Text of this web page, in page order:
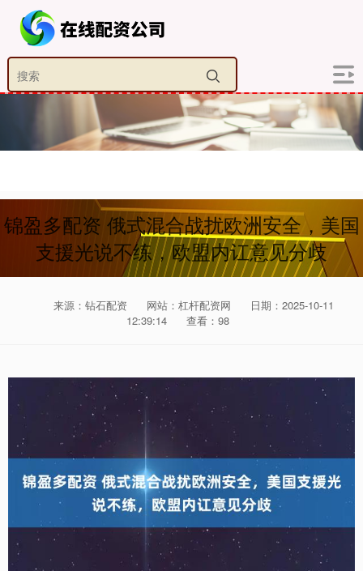
锦盈多配资 俄式混合战扰欧洲安全，美国
支援光说不练，欧盟内讧意见分歧
来源：钻石配资 网站：杠杆配资网
日期：2025-10-11
12:39:14
查看：98